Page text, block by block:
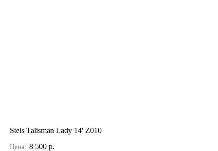
Stels Talisman Lady 14' Z010
Цена: 8 500 р.